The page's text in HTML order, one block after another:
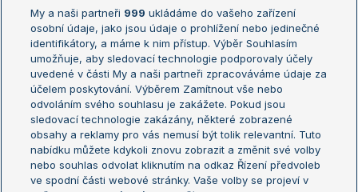
Žebříček ATP (muži)
Žebříček WTA (ženy)
Sázkařský žebříček
Australian Open
French Open
Wimbledon
US Open
Turnaj mistrů
Turnaj mistryň
Aktualní trendy
Fotbalové přestupy
My a naši partneři 999 ukládáme do vašeho zařízení
osobní údaje, jako jsou údaje o prohlížení nebo jedinečné
identifikátory, a máme k nim přístup. Výběr Souhlasím
umožňuje, aby sledovací technologie podporovaly účely
uvedené v části My a naši partneři zpracováváme údaje za
účelem poskytování. Výběrem Zamítnout vše nebo
odvoláním svého souhlasu je zakážete. Pokud jsou
sledovací technologie zakázány, některé zobrazené
obsahy a reklamy pro vás nemusí být tolik relevantní. Tuto
nabídku můžete kdykoli znovu zobrazit a změnit své volby
nebo souhlas odvolat kliknutím na odkaz Řízení předvoleb
ve spodní části webové stránky. Vaše volby se projeví v